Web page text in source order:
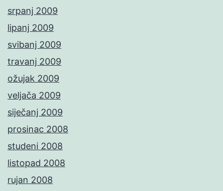
srpanj 2009
lipanj 2009
svibanj 2009
travanj 2009
ožujak 2009
veljača 2009
siječanj 2009
prosinac 2008
studeni 2008
listopad 2008
rujan 2008